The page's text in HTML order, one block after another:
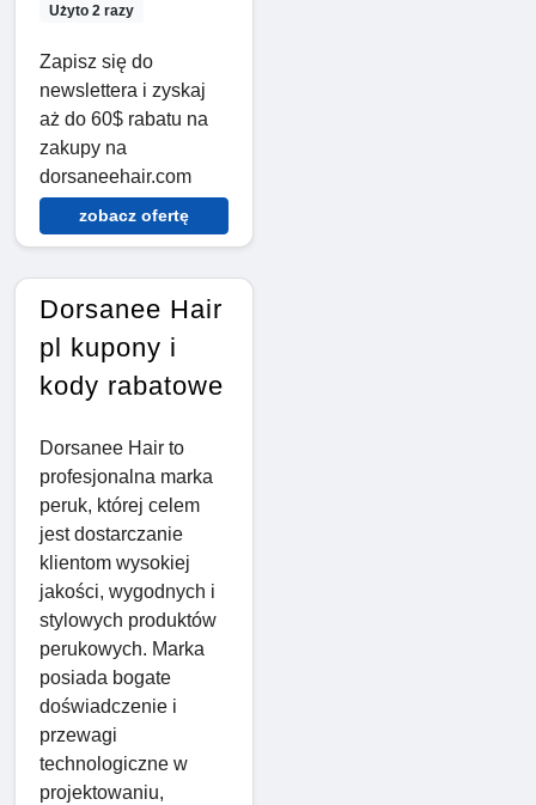
Użyto 2 razy
Zapisz się do
newslettera i zyskaj
aż do 60$ rabatu na
zakupy na
dorsaneehair.com
zobacz ofertę
Dorsanee Hair
pl kupony i
kody rabatowe
Dorsanee Hair to
profesjonalna marka
peruk, której celem
jest dostarczanie
klientom wysokiej
jakości, wygodnych i
stylowych produktów
perukowych. Marka
posiada bogate
doświadczenie i
przewagi
technologiczne w
projektowaniu,